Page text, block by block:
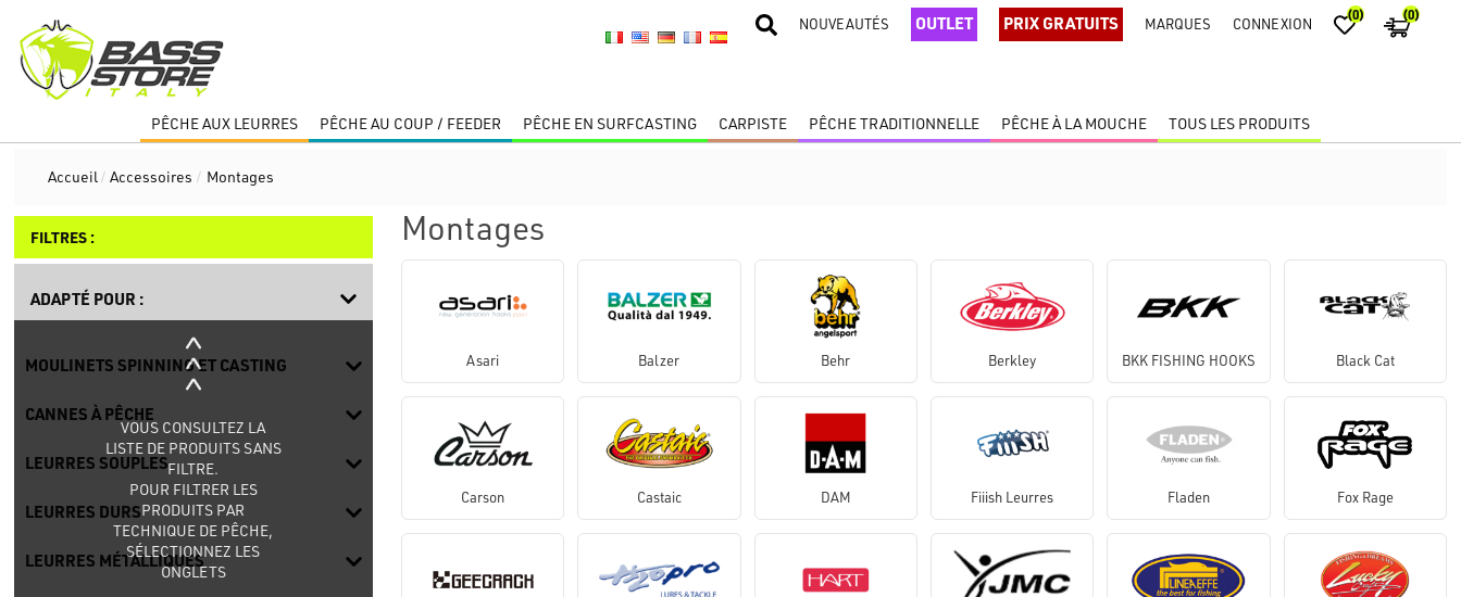
NOUVEAUTÉS OUTLET PRIX GRATUITS MARQUES CONNEXION (0) (0)
PÊCHE AUX LEURRES PÊCHE AU COUP / FEEDER PÊCHE EN SURFCASTING CARPISTE PÊCHE TRADITIONNELLE PÊCHE À LA MOUCHE TOUS LES PRODUITS
Accueil/ Accessoires / Montages
FILTRES :
VOUS CONSULTEZ LA
LISTE DE PRODUITS SANS
FILTRE.
POUR FILTRER LES
PRODUITS PAR
TECHNIQUE DE PÊCHE,
SÉLECTIONNEZ LES
ONGLETS
ADAPTÉ POUR :
MOULINETS SPINNING ET CASTING
CANNES À PÊCHE
LEURRES SOUPLES
LEURRES DURS
LEURRES MÉTALLIQUES
Montages
Asari Balzer Behr Berkley BKK FISHING HOOKS Black Cat
Carson Castaic DAM Fiiish Leurres Fladen Fox Rage